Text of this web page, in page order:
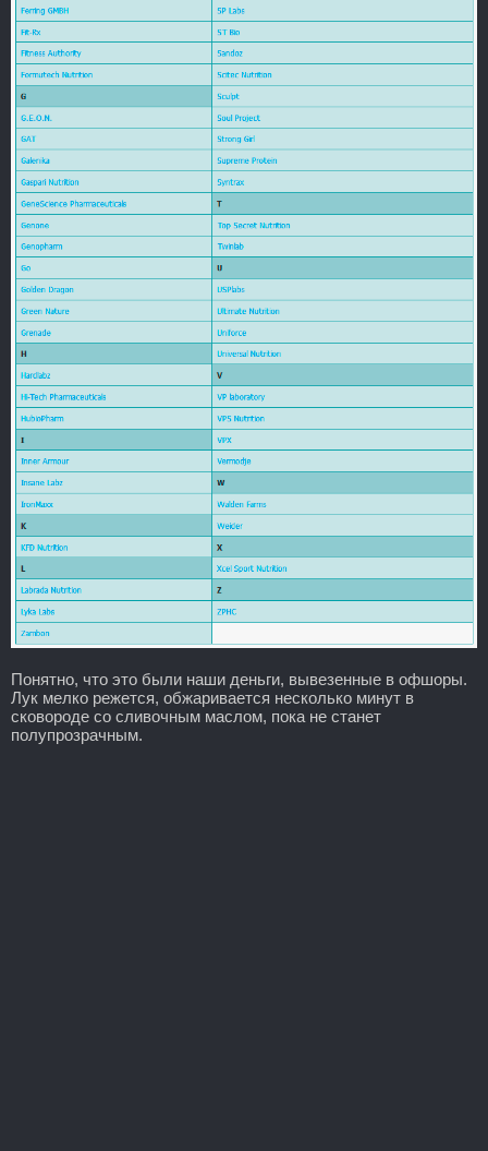
Понятно, что это были наши деньги, вывезенные в офшоры.
Лук мелко режется, обжаривается несколько минут в
сковороде со сливочным маслом, пока не станет
полупрозрачным.